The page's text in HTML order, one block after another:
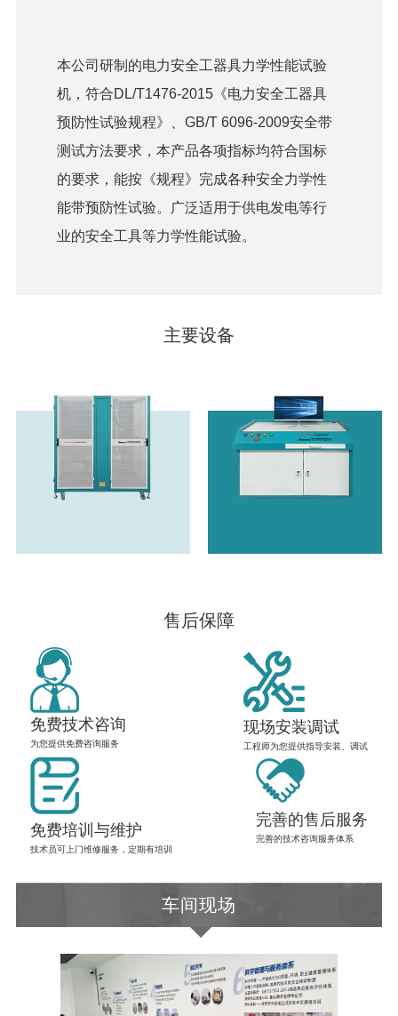
本公司研制的电力安全工器具力学性能试验
机，符合DL/T1476-2015《电力安全工器具
预防性试验规程》、GB/T 6096-2009安全带
测试方法要求，本产品各项指标均符合国标
的要求，能按《规程》完成各种安全力学性
能带预防性试验。广泛适用于供电发电等行
业的安全工具等力学性能试验。
主要设备
售后保障
免费技术咨询
为您提供免费咨询服务
现场安装调试
工程师为您提供指导安装、调试
免费培训与维护
技术员可上门维修服务，定期有培训
完善的售后服务
完善的技术咨询服务体系
车间现场